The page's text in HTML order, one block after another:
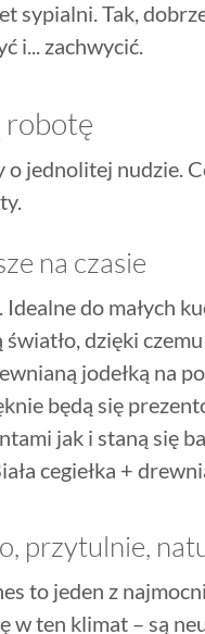
sypialni. Tak,
i... zachwycić.
robotę
jednolitej nudzie.
na czasie
do małych
dzięki
jodełką na
będą się
jak i staną się
cegiełka +
przytulnie,
to jeden z
w ten klimat – są